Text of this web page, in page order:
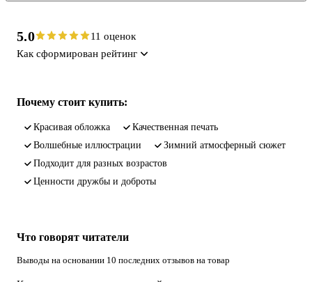
5.0
11 оценок
Как сформирован рейтинг
Почему стоит купить:
красивая обложка
качественная печать
волшебные иллюстрации
зимний атмосферный сюжет
подходит для разных возрастов
ценности дружбы и доброты
Что говорят читатели
Выводы на основании 10 последних отзывов на товар